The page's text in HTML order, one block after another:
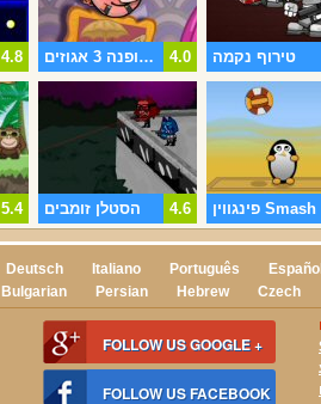
4.8 4.0 פיגי באופנה 3 אגוזים טירוף נקמה
5.4 4.6 הסטלן זומבים פינגווין Smash
Deutsch Italiano Português Español
Bulgarian
Persian Hebrew Czech
FOLLOW US GOOGLE +
FOLLOW US FACEBOOK